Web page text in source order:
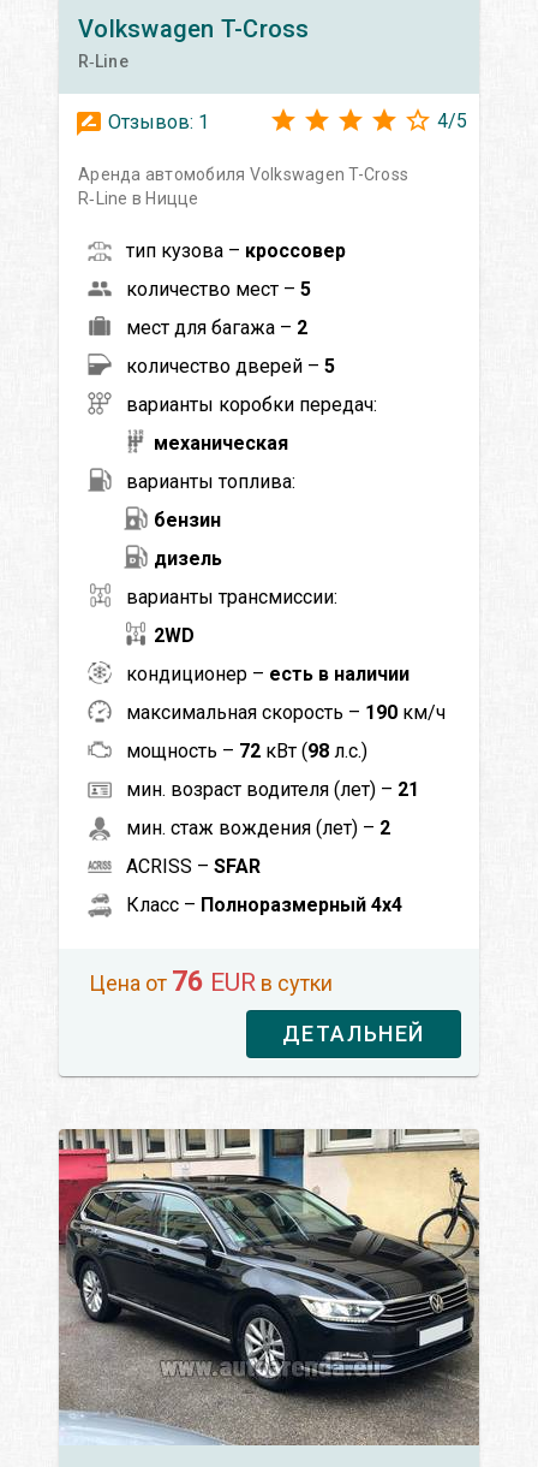
Volkswagen T-Cross
R‑Line
Отзывов: 1 4/5
Аренда автомобиля Volkswagen T-Cross
R‑Line в Ницце
тип кузова – кроссовер
количество мест – 5
мест для багажа – 2
количество дверей – 5
варианты коробки передач:
механическая
варианты топлива:
бензин
дизель
варианты трансмиссии:
2WD
кондиционер – есть в наличии
максимальная скорость – 190 км/ч
мощность – 72 кВт (98 л.с.)
мин. возраст водителя (лет) – 21
мин. стаж вождения (лет) – 2
ACRISS – SFAR
Класс – Полноразмерный 4x4
Цена от 76 EUR в сутки
ДЕТАЛЬНЕЙ